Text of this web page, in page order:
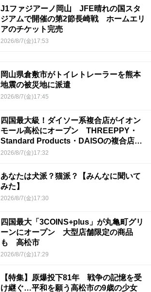
J1ファジアーノ岡山 JFE晴れの国スタ
ジアムで開催の第2節長崎戦 ホームエリ
アのチケット完売
2026/8/7(金)17:53
岡山県倉敷市がトイレトレーラーを熊本
地震の被災地に派遣
2026/8/7(金)17:45
四国最大級！ダイソー系複合店がイオン
モール高松にオープン THREEPPY・
Standard Products・DAISOの複合店は
香川県初
2026/8/7(金)17:32
あなたは犬派？猫派？【みんなに聞いて
みた】
2026/8/7(金)17:30
四国最大「3COINS+plus」が丸亀町グリ
ーンにオープン 大型店舗限定の商品
も 高松市
2026/8/7(金)17:29
【特集】原爆投下81年 戦争の記憶を受
け継ぐ…平和を願う高松市の9歳の少女